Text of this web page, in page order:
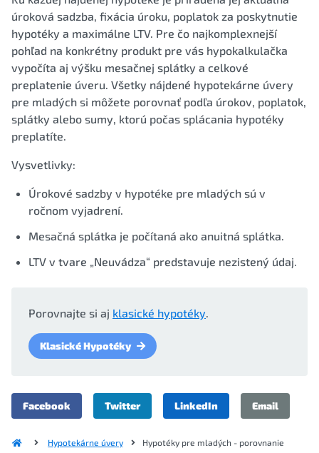
úroková sadzba, fixácia úroku, poplatok za poskytnutie
hypotéky a maximálne LTV. Pre čo najkomplexnejší
pohľad na konkrétny produkt pre vás hypokalkulačka
vypočíta aj výšku mesačnej splátky a celkové
preplatenie úveru. Všetky nájdené hypotekárne úvery
pre mladých si môžete porovnať podľa úrokov, poplatok,
splátky alebo sumy, ktorú počas splácania hypotéky
preplatíte.
Vysvetlivky:
Úrokové sadzby v hypotéke pre mladých sú v
ročnom vyjadrení.
Mesačná splátka je počítaná ako anuitná splátka.
LTV v tvare „Neuvádza“ predstavuje nezistený údaj.
Porovnajte si aj klasické hypotéky.
Klasické Hypotéky
Facebook Twitter LinkedIn Email
Hypotekárne úvery Hypotéky pre mladých - porovnanie